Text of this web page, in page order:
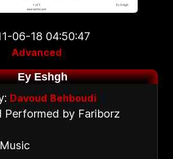
06-18 04:50:47
Advanced
Ey Eshgh
Davoud Behboudi
Performed by Fariborz